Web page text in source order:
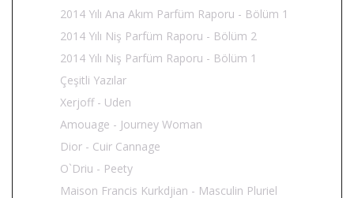
2014 Yılı Ana Akım Parfüm Raporu - Bölüm 1
2014 Yılı Niş Parfüm Raporu - Bölüm 2
2014 Yılı Niş Parfüm Raporu - Bölüm 1
Çeşitli Yazılar
Xerjoff - Uden
Amouage - Journey Woman
Dior - Cuir Cannage
O`Driu - Peety
Maison Francis Kurkdjian - Masculin Pluriel